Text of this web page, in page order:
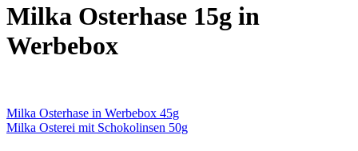
Milka Osterhase 15g in
Werbebox
Milka Osterhase in Werbebox 45g
Milka Osterei mit Schokolinsen 50g